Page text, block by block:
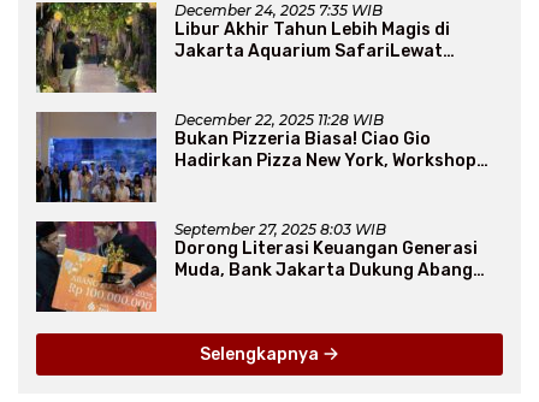
December 24, 2025 7:35 WIB
Libur Akhir Tahun Lebih Magis di
Jakarta Aquarium SafariLewat
December 22, 2025 11:28 WIB
Bukan Pizzeria Biasa! Ciao Gio
Hadirkan Pizza New York, Workshop
September 27, 2025 8:03 WIB
Dorong Literasi Keuangan Generasi
Muda, Bank Jakarta Dukung Abang
Selengkapnya